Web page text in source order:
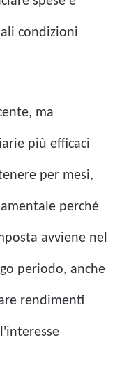
condizioni
ma
più efficaci
per mesi,
perché
avviene nel
periodo, anche
rendimenti